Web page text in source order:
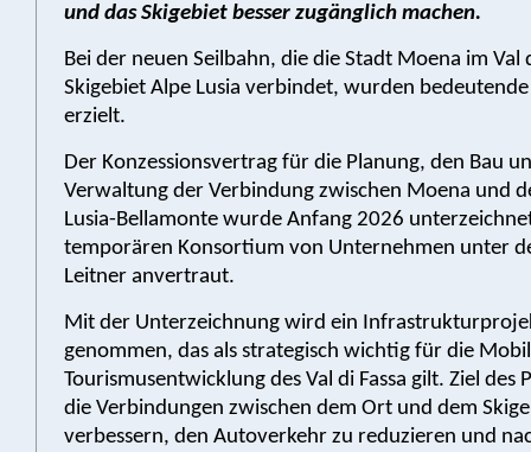
und das Skigebiet besser zugänglich machen.
Bei der neuen Seilbahn, die die Stadt Moena im Val
Skigebiet Alpe Lusia verbindet, wurden
erzielt.
Der Konzessionsvertrag für die Planung, den Bau
Verwaltung der Verbindung zwischen Moena und
Lusia-Bellamonte wurde Anfang 2026
temporären Konsortium von Unternehmen unter
Leitner anvertraut.
Mit der Unterzeichnung wird ein
genommen, das als strategisch wichtig für die
Tourismusentwicklung des Val di Fassa gilt. Ziel des
die Verbindungen zwischen dem Ort und dem
verbessern, den Autoverkehr zu reduzieren und